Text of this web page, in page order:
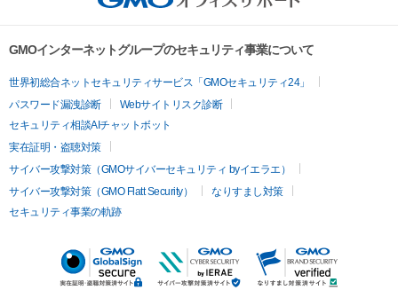
GMOインターネットグループのセキュリティ事業について
世界初総合ネットセキュリティサービス「GMOセキュリティ24」
パスワード漏洩診断
Webサイトリスク診断
セキュリティ相談AIチャットボット
実在証明・盗聴対策
サイバー攻撃対策（GMOサイバーセキュリティ byイエラエ）
サイバー攻撃対策（GMO Flatt Security）
なりすまし対策
セキュリティ事業の軌跡